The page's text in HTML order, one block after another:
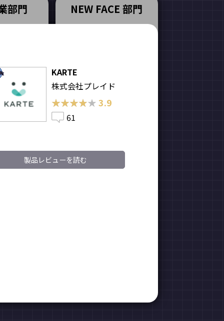
部門 NEW FACE 部門
KARTE
株式会社プレイド
★★★★★
★★★★★3.9
61
製品レビューを読む